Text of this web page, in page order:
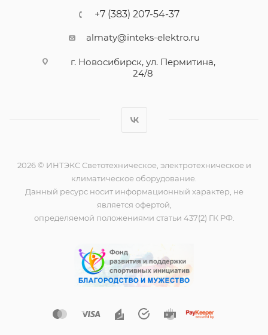
+7 (383) 207-54-37
almaty@inteks-elektro.ru
г. Новосибирск, ул. Пермитина,
24/8
2026 © ИНТЭКС Светотехническое, электротехническое и
климатическое оборудование.
Данный ресурс носит информационный характер, не
является офертой,
определяемой положениями статьи 437(2) ГК РФ.